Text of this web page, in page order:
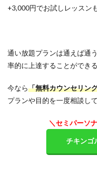
+3,000円でお試しレッスン
通い放題プランは通えば通
率的に上達することができ
今なら「無料カウンセリン
プランや目的を一度相談し
＼セミパーソ
チキンゴ